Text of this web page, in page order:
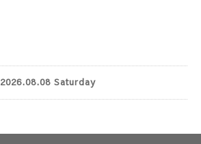
2026.08.08 Saturday